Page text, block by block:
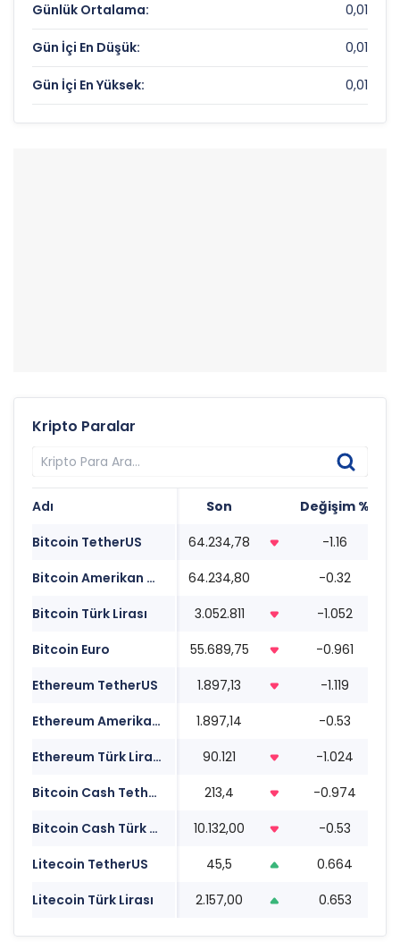
Günlük Ortalama: 0,01
Gün İçi En Düşük: 0,01
Gün İçi En Yüksek: 0,01
Kripto Paralar
Adı Son Değişim %
Bitcoin TetherUS
64.234,78 -1.16
Bitcoin Amerikan Doları
64.234,80 -0.32
Bitcoin Türk Lirası
3.052.811 -1.052
Bitcoin Euro
55.689,75 -0.961
Ethereum TetherUS
1.897,13 -1.119
Ethereum Amerikan Doları
1.897,14 -0.53
Ethereum Türk Lirası
90.121 -1.024
Bitcoin Cash TetherUS
213,4 -0.974
Bitcoin Cash Türk Lirası
10.132,00 -0.53
Litecoin TetherUS
45,5 0.664
Litecoin Türk Lirası
2.157,00 0.653